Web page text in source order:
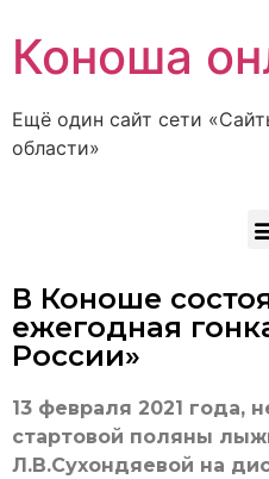
Коноша
Ещё один сайт сети
области»
В Коноше
ежегодная
России»
13 февраля 2021 года,
стартовой поляны
Л.В.Сухондяевой на